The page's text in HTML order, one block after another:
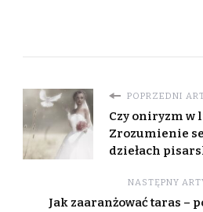
POPRZEDNI
Czy oniryzm w
Zrozumienie
dziełach
NASTĘPNY
Jak zaaranżować taras –